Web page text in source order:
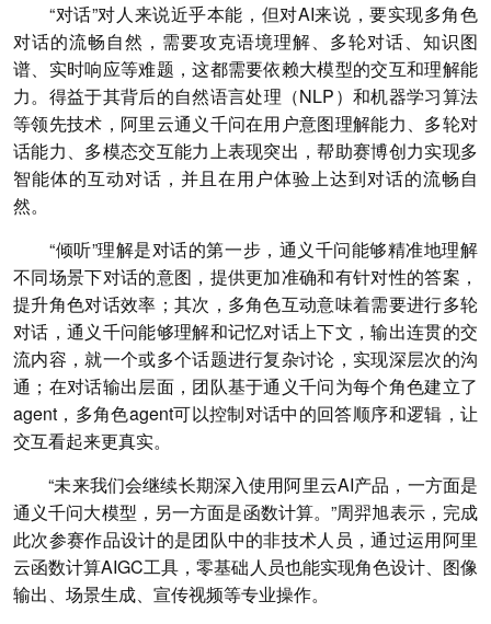
“对话”对人来说近乎本能，但对AI来说，要实现多角色
对话的流畅自然，需要攻克语境理解、多轮对话、知识图
谱、实时响应等难题，这都需要依赖大模型的交互和理解能
力。得益于其背后的自然语言处理（NLP）和机器学习算法
等领先技术，阿里云通义千问在用户意图理解能力、多轮对
话能力、多模态交互能力上表现突出，帮助赛博创力实现多
智能体的互动对话，并且在用户体验上达到对话的流畅自
然。
“倾听”理解是对话的第一步，通义千问能够精准地理解
不同场景下对话的意图，提供更加准确和有针对性的答案，
提升角色对话效率；其次，多角色互动意味着需要进行多轮
对话，通义千问能够理解和记忆对话上下文，输出连贯的交
流内容，就一个或多个话题进行复杂讨论，实现深层次的沟
通；在对话输出层面，团队基于通义千问为每个角色建立了
agent，多角色agent可以控制对话中的回答顺序和逻辑，让
交互看起来更真实。
“未来我们会继续长期深入使用阿里云AI产品，一方面是
通义千问大模型，另一方面是函数计算。”周羿旭表示，完成
此次参赛作品设计的是团队中的非技术人员，通过运用阿里
云函数计算AIGC工具，零基础人员也能实现角色设计、图像
输出、场景生成、宣传视频等专业操作。